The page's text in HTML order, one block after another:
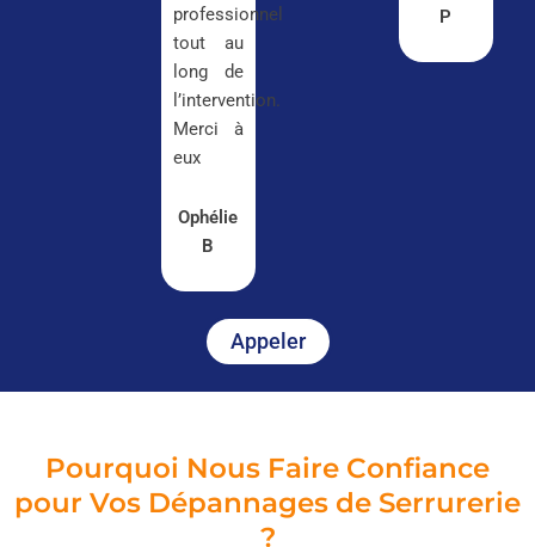
professionnel
tout au
long de
l’intervention.
Merci à
eux
Ophélie
B
P
Appeler
Pourquoi Nous Faire Confiance
pour Vos Dépannages de Serrurerie
?